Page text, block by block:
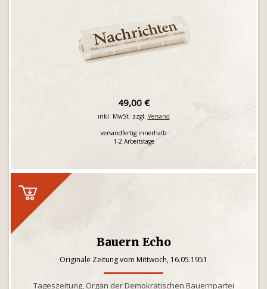
49,00 €
inkl. MwSt. zzgl. Versand
versandfertig innerhalb
1-2 Arbeitstage
Bauern Echo
Originale Zeitung vom Mittwoch, 16.05.1951
Tageszeitung, Organ der Demokratischen Bauernpartei